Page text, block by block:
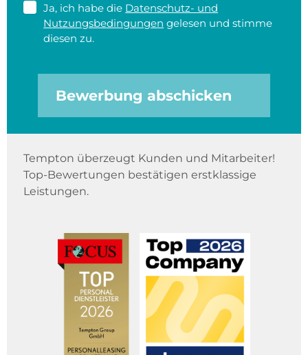
Ja, ich habe die Datenschutz- und
Nutzungsbedingungen gelesen und stimme
diesen zu.
Bewerbung abschicken
Tempton überzeugt Kunden und Mitarbeiter!
Top-Bewertungen bestätigen erstklassige
Leistungen.